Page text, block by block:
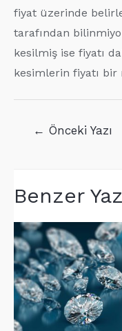
fiyat üzerinde
tarafından
kesilmiş ise fiyatı
kesimlerin fiyatı
← Önceki Yazı
Benzer